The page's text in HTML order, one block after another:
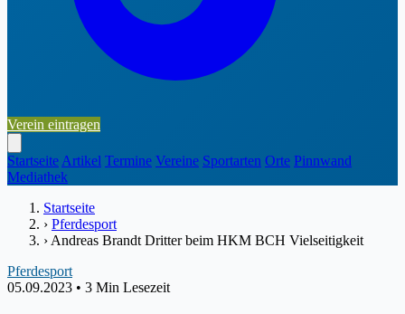
Verein eintragen
Startseite Artikel Termine Vereine Sportarten Orte Pinnwand
Mediathek
Startseite
› Pferdesport
› Andreas Brandt Dritter beim HKM BCH Vielseitigkeit
Pferdesport
05.09.2023 • 3 Min Lesezeit